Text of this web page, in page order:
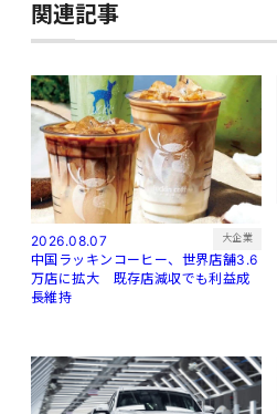
関連記事
2026.08.07 大企業
中国ラッキンコーヒー、世界店舗3.6
万店に拡大 既存店減収でも利益成
長維持